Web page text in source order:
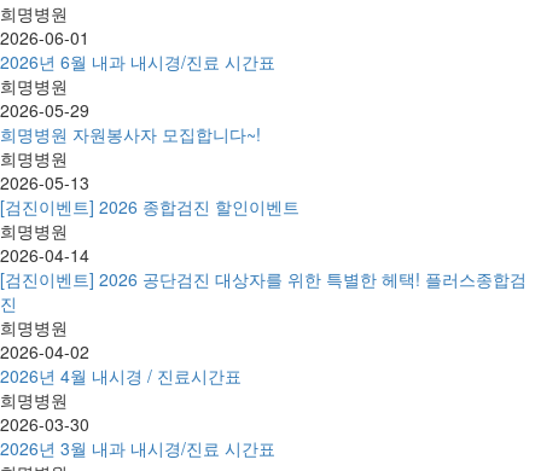
희명병원
2026-06-01
2026년 6월 내과 내시경/진료 시간표
희명병원
2026-05-29
희명병원 자원봉사자 모집합니다~!
희명병원
2026-05-13
[검진이벤트] 2026 종합검진 할인이벤트
희명병원
2026-04-14
[검진이벤트] 2026 공단검진 대상자를 위한 특별한 헤택! 플러스종합검
진
희명병원
2026-04-02
2026년 4월 내시경 / 진료시간표
희명병원
2026-03-30
2026년 3월 내과 내시경/진료 시간표